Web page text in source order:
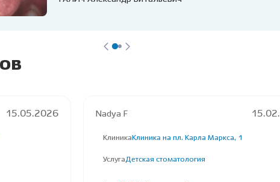
15.05.2026 Nadya F
Клиника Клиника на пл. Карла Маркса, 1
Услуга Детская стоматология